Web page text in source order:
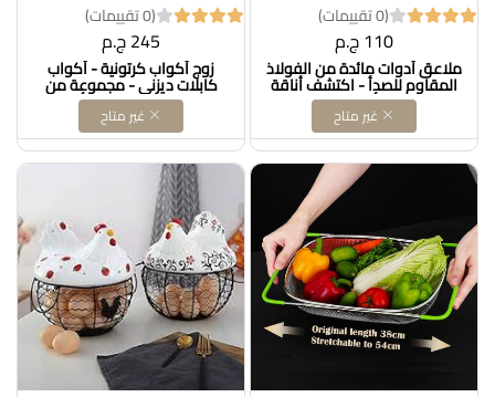
(0 تقييمات)
110 ج.م
ملاعق أدوات مائدة من الفولاذ
المقاوم للصدأ - اكتشف أناقة
مجموعة أدوات المائدة
المصنوعة من الفولاذ المقاوم
للصدأ المطلي بالذهب، والتي
تتضمن شوكًا وملاعق
وسكاكين، مثالية للاستخدام
اليومي (4 DOLLAR FOR
غير متاح
(0 تقييمات)
245 ج.م
زوج أكواب كرتونية - أكواب
كابلات ديزني - مجموعة من
كوبين ثلاثي الأبعاد - أفضل
هدية لمحبي أدوات الشرب
المضحكة والغريبة، سيراميك - 2
DOLLAR FOR IMPORTكود
B0DBDXBFJQ
غير متاح